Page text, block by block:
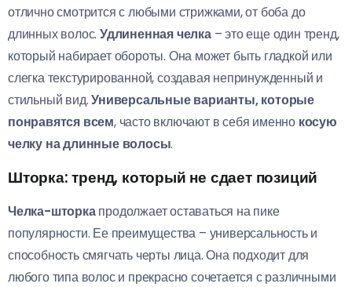
отлично смотрится с любыми стрижками, от боба до
длинных волос. Удлиненная челка– это еще один тренд,
который набирает обороты. Она может быть гладкой или
слегка текстурированной, создавая непринужденный и
стильный вид.Универсальные варианты, которые
понравятся всем, часто включают в себя именно косую
челку на длинные волосы.
Шторка: тренд, который не сдает позиций
Челка-шторкапродолжает оставаться на пике
популярности. Ее преимущества – универсальность и
способность смягчать черты лица. Она подходит для
любого типа волос и прекрасно сочетается с различными